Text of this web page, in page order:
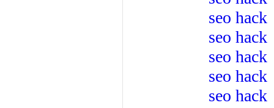
seo hack
seo hack
seo hack
seo hack
seo hack